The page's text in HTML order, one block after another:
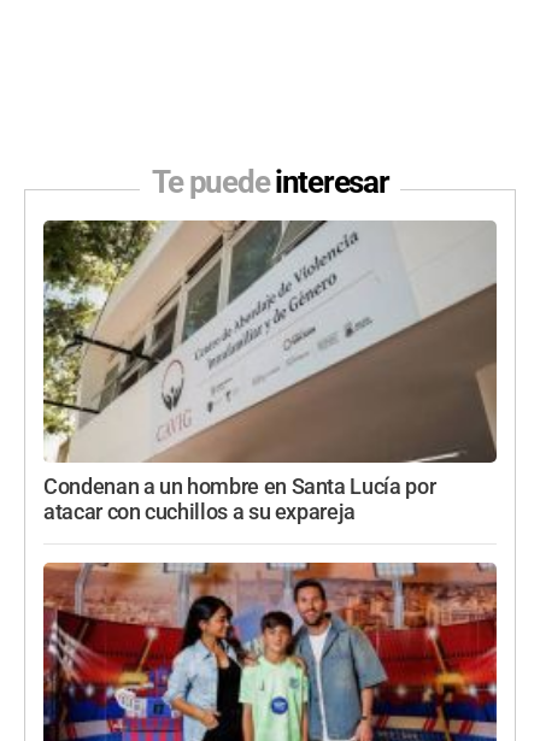
Te puedeinteresar
Condenan a un hombre en Santa Lucía por
atacar con cuchillos a su expareja